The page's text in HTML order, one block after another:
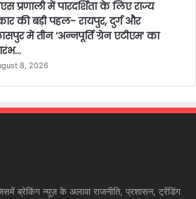
प्रणाली में पारदर्शिता के लिए राज्य
की बड़ी पहल- रायपुर, दुर्ग और
में तीन ‘अन्नपूर्ति ग्रेन एटीएम‘ का
8, 2026
ब्रेकिंग न्यूज़ के अलावा राजनीति, प्रशासन, ट्रेंडिंग